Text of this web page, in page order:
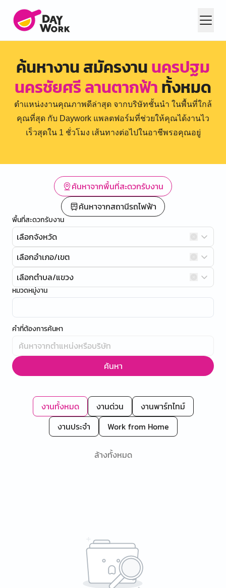
ค้นหางาน สมัครงานนครปฐม
นครชัยศรี ลานตากฟ้าทั้งหมด
ตำแหน่งงานคุณภาพดีล่าสุด จากบริษัทชั้นนำ ในพื้นที่ใกล้
คุณที่สุด กับ Daywork แพลตฟอร์มที่ช่วยให้คุณได้งานไว
เร็วสุดใน 1 ชั่วโมง เส้นทางต่อไปในอาชีพรอคุณอยู่
ค้นหาจากพื้นที่สะดวกรับงาน
ค้นหาจากสถานีรถไฟฟ้า
พื้นที่สะดวกรับงาน
เลือกจังหวัด
เลือกอำเภอ/เขต
เลือกตำบล/แขวง
หมวดหมู่งาน
คำที่ต้องการค้นหา
ค้นหา
งานทั้งหมด งานด่วน
งานพาร์ทไทม์
งานประจำ
Work from Home
ล้างทั้งหมด